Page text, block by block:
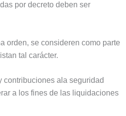
por decreto deben ser
orden, se consideren como parte
tal carácter.
contribuciones ala seguridad
a los fines de las liquidaciones